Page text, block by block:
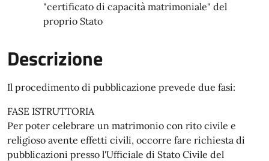
"certificato di capacità matrimoniale" del
proprio Stato
Descrizione
Il procedimento di pubblicazione prevede due fasi:
FASE ISTRUTTORIA
Per poter celebrare un matrimonio con rito civile e
religioso avente effetti civili, occorre fare richiesta di
pubblicazioni presso l'Ufficiale di Stato Civile del